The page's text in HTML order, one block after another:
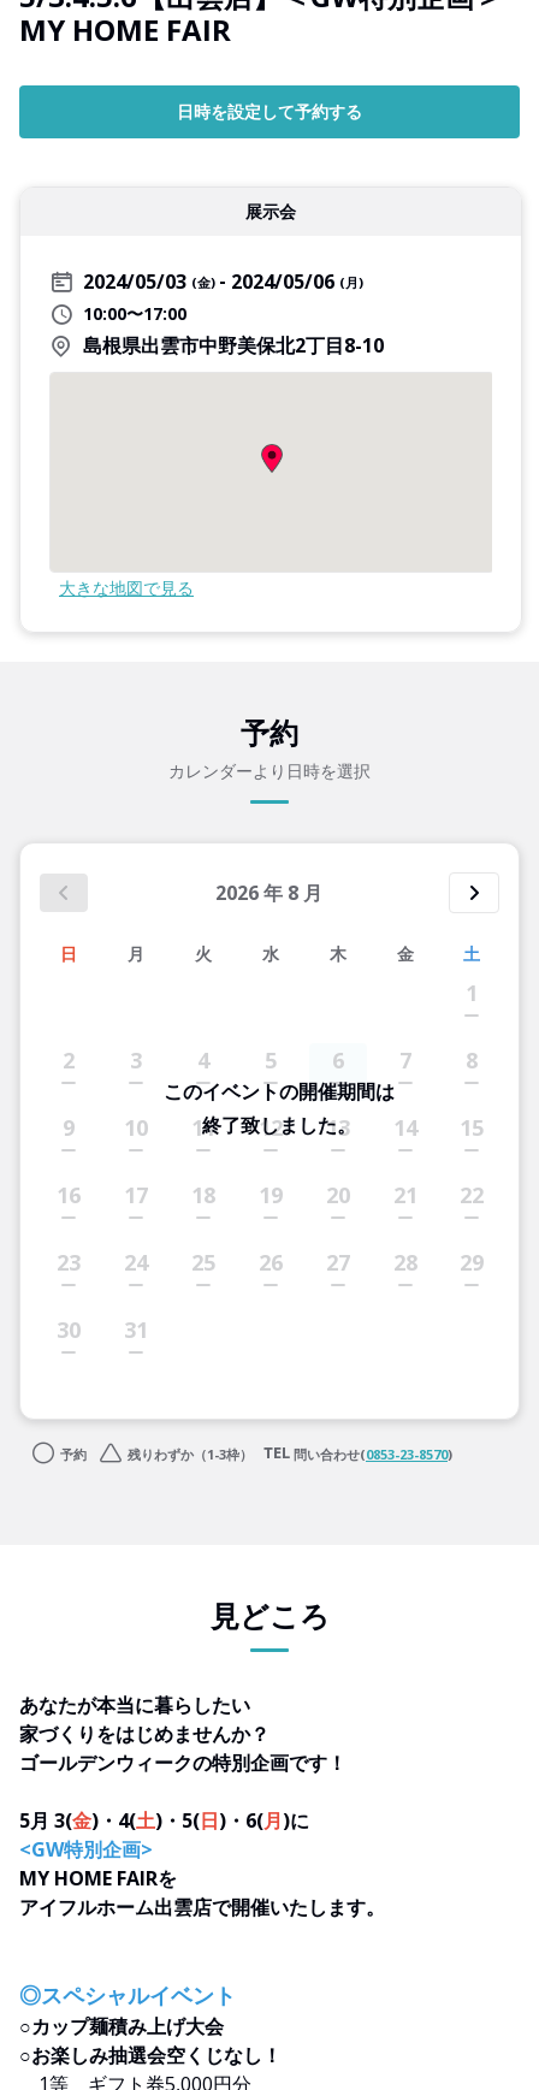
MY HOME FAIR
日時を設定して予約する
展示会
2024/05/03 (金) 2024/05/06 (月)
10:00〜17:00
島根県出雲市中野美保北2丁目8-10
大きな地図で見る
予約
カレンダーより日時を選択
2026年 8 月
日 月 火 水 木 金 土
1
2 3 4 5 6 7 8
9 10 11 12 13 14 15
16 17 18 19 20 21 22
23 24 25 26 27 28 29
30 31
このイベントの開催期間は
終了致しました。
予約 残りわずか（1-3枠） 問い合わせ(0853-23-8570)
見どころ
あなたが本当に暮らしたい
家づくりをはじめませんか？
ゴールデンウィークの特別企画です！
5月 3(金)・4(土)・5(日)・6(月)に
<GW特別企画>
MY HOME FAIRを
アイフルホーム出雲店で開催いたします。
◎スペシャルイベント
○カップ麺積み上げ大会
○お楽しみ抽選会空くじなし！
1等 ギフト券5,000円分